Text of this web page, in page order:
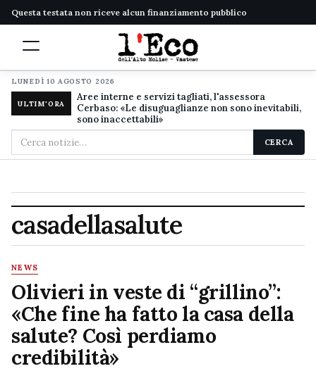
Questa testata non riceve alcun finanziamento pubblico
LUNEDÌ 10 AGOSTO 2026
ULTIM'ORA
Aree interne e servizi tagliati, l'assessora
Cerbaso: «Le disuguaglianze non sono inevitabili,
sono inaccettabili»
Cerca
nel
CERCA
casadellasalute
NEWS
Olivieri in veste di “grillino”:
«Che fine ha fatto la casa della
salute? Così perdiamo
credibilità»